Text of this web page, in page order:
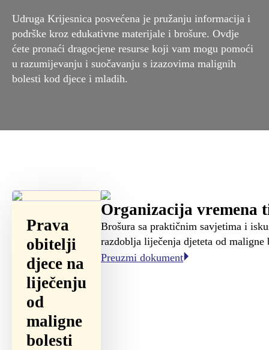
Udruga Krijesnica posvećena je pružanju informacija i
podrške kroz edukativne materijale i brošure. Ovdje
ćete pronaći dragocjene resurse koji vam mogu pomoći
u razumijevanju i suočavanju s izazovima malignih
bolesti kod djece i mladih.
Prava
obitelji
djece na
liječenju
od
maligne
bolesti
Organizacija vremena
Brošura sa praktičnim savjetima i
razdoblja liječenja djeteta od maligne
Preuzmi dokument